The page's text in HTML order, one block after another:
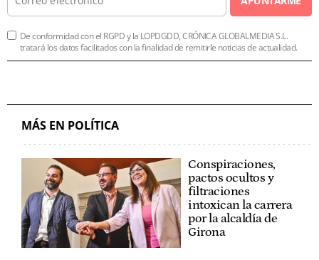
De conformidad con el RGPD y la LOPDGDD, CRÓNICA GLOBALMEDIA S.L.
tratará los datos facilitados con la finalidad de remitirle noticias de actualidad.
MÁS EN POLÍTICA
Conspiraciones,
pactos ocultos y
filtraciones
intoxican la carrera
por la alcaldía de
Girona